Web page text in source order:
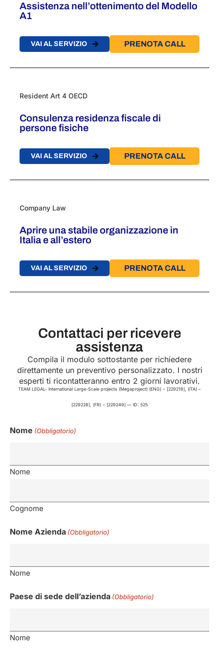
Assistenza nell’ottenimento del Modello
A1​
VAI AL SERVIZIO PRENOTA CALL
Resident Art 4 OECD
Consulenza residenza fiscale ​di
persone fisiche​
VAI AL SERVIZIO PRENOTA CALL
Company Law
Aprire una stabile organizzazione in
Italia​​ e all’estero
VAI AL SERVIZIO PRENOTA CALL
Contattaci per ricevere
assistenza
Compila il modulo sottostante per richiedere
direttamente un preventivo personalizzato. I nostri
esperti ti ricontatteranno entro 2 giorni lavorativi.
TEAM LEGAL- International Large-Scale projects (Megaproject) (ENG) – [229218], (ITA) –
[229228], (FR) – [229249] — ID: 525
Nome (Obbligatorio)
Nome
Cognome
Nome Azienda (Obbligatorio)
Nome
Paese di sede dell’azienda (Obbligatorio)
Nome